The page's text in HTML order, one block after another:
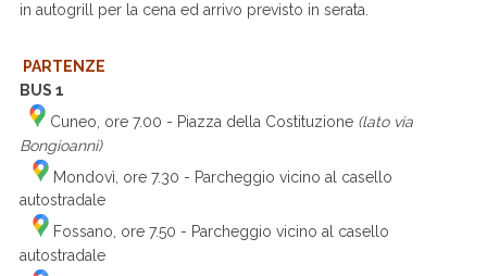
in autogrill per la cena ed arrivo previsto in serata.
PARTENZE
BUS 1
Cuneo, ore 7.00 - Piazza della Costituzione (lato via
Bongioanni)
Mondovì, ore 7.30 - Parcheggio vicino al casello
autostradale
Fossano, ore 7.50 - Parcheggio vicino al casello
autostradale